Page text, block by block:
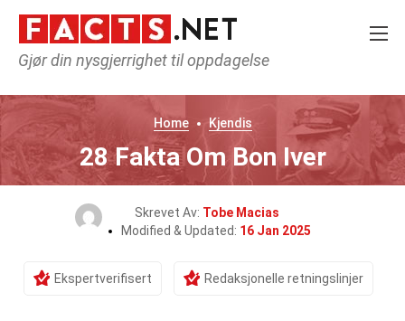
Gjør din nysgjerrighet til oppdagelse
Home Kjendis
28 Fakta Om Bon Iver
Skrevet Av: Tobe Macias
Modified & Updated: 16 Jan 2025
Ekspertverifisert Redaksjonelle retningslinjer